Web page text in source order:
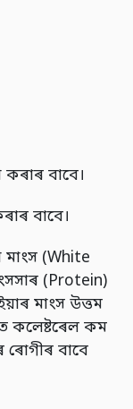
কৰাৰ বাবে।
বাবে।
(White
(Protein)
মাংস উত্তম
কলেষ্টৰেল কম
ৰোগীৰ বাবে